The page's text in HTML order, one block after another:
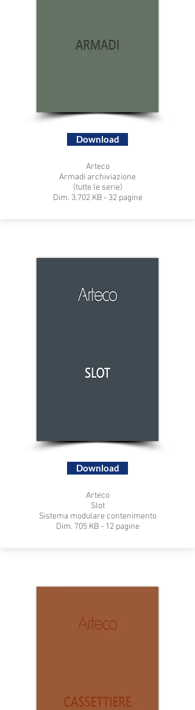
Download
Arteco
Armadi archiviazione
(tutte le serie)
Dim. 3.702 KB - 32 pagine
Download
Arteco
Slot
Sistema modulare contenimento
Dim. 705 KB - 12 pagine